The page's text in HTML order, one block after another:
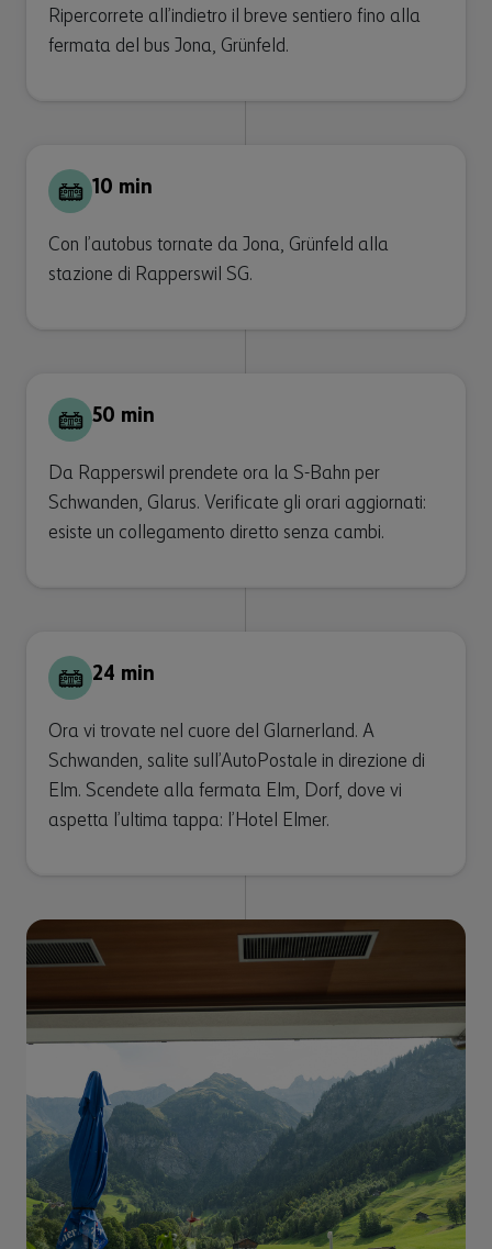
Ripercorrete all’indietro il breve sentiero fino alla
fermata del bus Jona, Grünfeld.
10 min
Con l’autobus tornate da Jona, Grünfeld alla
stazione di Rapperswil SG.
50 min
Da Rapperswil prendete ora la S-Bahn per
Schwanden, Glarus. Verificate gli orari aggiornati:
esiste un collegamento diretto senza cambi.
24 min
Ora vi trovate nel cuore del Glarnerland. A
Schwanden, salite sull’AutoPostale in direzione di
Elm. Scendete alla fermata Elm, Dorf, dove vi
aspetta l’ultima tappa: l’Hotel Elmer.